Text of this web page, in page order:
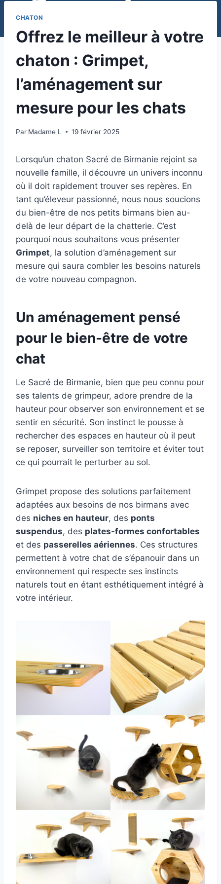
CHATON
Offrez le meilleur à votre
chaton : Grimpet,
l’aménagement sur
mesure pour les chats
Par Madame L 19 février 2025
Lorsqu’un chaton Sacré de Birmanie rejoint sa
nouvelle famille, il découvre un univers inconnu
où il doit rapidement trouver ses repères. En
tant qu’éleveur passionné, nous nous soucions
du bien-être de nos petits birmans bien au-
delà de leur départ de la chatterie. C’est
pourquoi nous souhaitons vous présenter
Grimpet, la solution d’aménagement sur
mesure qui saura combler les besoins naturels
de votre nouveau compagnon.
Un aménagement pensé
pour le bien-être de votre
chat
Le Sacré de Birmanie, bien que peu connu pour
ses talents de grimpeur, adore prendre de la
hauteur pour observer son environnement et se
sentir en sécurité. Son instinct le pousse à
rechercher des espaces en hauteur où il peut
se reposer, surveiller son territoire et éviter tout
ce qui pourrait le perturber au sol.
Grimpet propose des solutions parfaitement
adaptées aux besoins de nos birmans avec
des niches en hauteur, des ponts
suspendus, des plates-formes confortables
et des passerelles aériennes. Ces structures
permettent à votre chat de s’épanouir dans un
environnement qui respecte ses instincts
naturels tout en étant esthétiquement intégré à
votre intérieur.